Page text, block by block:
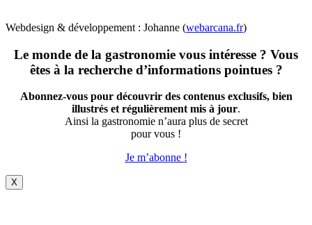
Webdesign & développement : Johanne (webarcana.fr)
Le monde de la gastronomie vous intéresse ? Vous
êtes à la recherche d’informations pointues ?
Abonnez-vous pour découvrir des contenus exclusifs, bien
illustrés et régulièrement mis à jour.
Ainsi la gastronomie n’aura plus de secret
pour vous !
Je m’abonne !
X